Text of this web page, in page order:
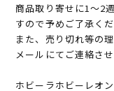
商品取り寄せに1～2
すので予めご了承くだ
また、売り切れ等の
メールにてご連絡させ
ホビーラホビーレオ